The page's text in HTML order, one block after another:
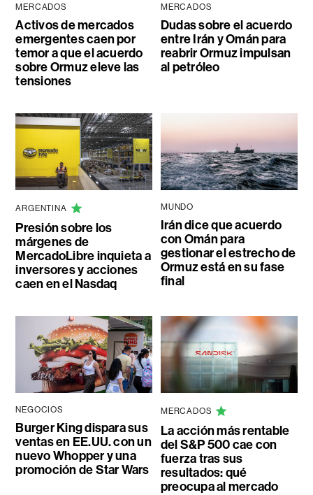
MERCADOS
Activos de mercados
emergentes caen por
temor a que el acuerdo
sobre Ormuz eleve las
tensiones
MERCADOS
Dudas sobre el acuerdo
entre Irán y Omán para
reabrir Ormuz impulsan
al petróleo
ARGENTINA
Presión sobre los
márgenes de
MercadoLibre inquieta a
inversores y acciones
caen en el Nasdaq
MUNDO
Irán dice que acuerdo
con Omán para
gestionar el estrecho de
Ormuz está en su fase
final
NEGOCIOS
Burger King dispara sus
ventas en EE.UU. con un
nuevo Whopper y una
promoción de Star Wars
MERCADOS
La acción más rentable
del S&P 500 cae con
fuerza tras sus
resultados: qué
preocupa al mercado